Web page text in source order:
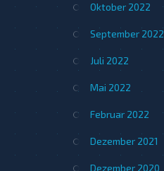
Oktober 2022
September 2022
Juli 2022
Mai 2022
Februar 2022
Dezember 2021
Dezember 2020